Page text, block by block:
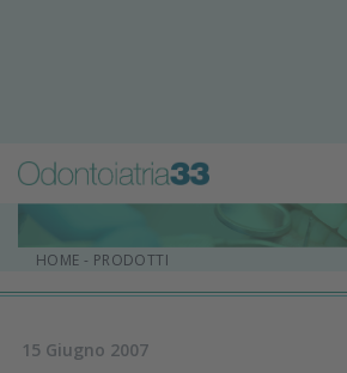
HOME - PRODOTTI
15 Giugno 2007